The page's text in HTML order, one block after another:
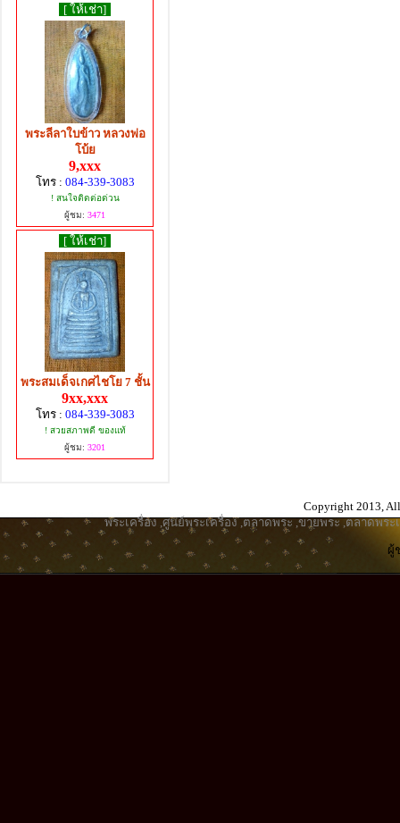
[ ให้เช่า]
พระลีลาใบข้าว หลวงพ่อ
โบ้ย
9,xxx
โทร : 084-339-3083
! สนใจติดต่อด่วน
ผู้ชม: 3471
[ ให้เช่า]
พระสมเด็จเกศไชโย 7 ชั้น
9xx,xxx
โทร : 084-339-3083
! สวยสภาพดี ของแท้
ผู้ชม: 3201
Copyright 2013,
พระเครื่อง ,ศูนย์พระเครื่อง,ตลาดพระ ,ขายพระ ,ตลาดพระ
ผู้